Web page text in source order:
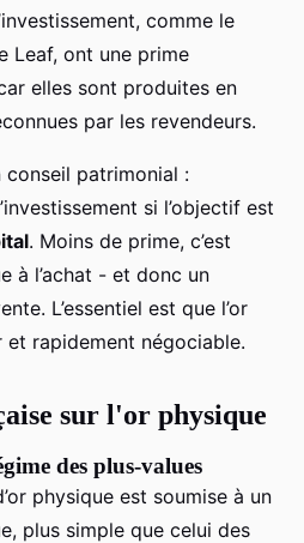
comme le
Leaf, ont une prime
elles sont produites en
par les revendeurs.
conseil patrimonial :
si l’objectif est
. Moins de prime, c’est
à l’achat - et donc un
L’essentiel est que l’or
rapidement négociable.
sur l'or physique
des plus-values
physique est soumise à un
plus simple que celui des